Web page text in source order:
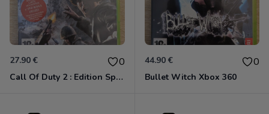
27.90 € 0
Call Of Duty 2 : Edition Spéciale Xbox 360 GOTY
44.90 € 0
Bullet Witch Xbox 360